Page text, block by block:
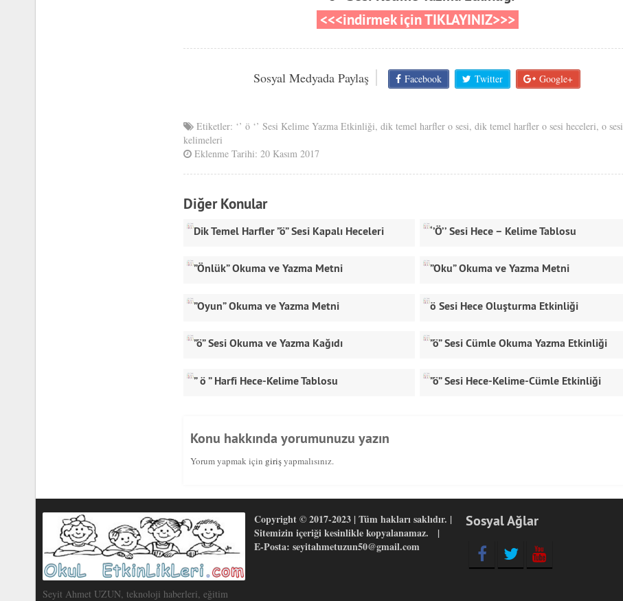
<<<indirmek için TIKLAYINIZ>>>
Sosyal Medyada Paylaş Facebook Twitter Google+
Etiketler: ‘’ ö ‘’ Sesi Kelime Yazma Etkinliği,dik temel harfler o sesi,dik temel harfler o sesi heceleri,o sesi
kelimeleri
Eklenme Tarihi: 20 Kasım 2017
Diğer Konular
Dik Temel Harfler ”ö” Sesi Kapalı Heceleri ‘’Ö’’ Sesi Hece – Kelime Tablosu
”Önlük” Okuma ve Yazma Metni ”Oku” Okuma ve Yazma Metni
”Oyun” Okuma ve Yazma Metni ö Sesi Hece Oluşturma Etkinliği
”ö” Sesi Okuma ve Yazma Kağıdı ”ö” Sesi Cümle Okuma Yazma Etkinliği
” ö ” Harfi Hece-Kelime Tablosu ”ö” Sesi Hece-Kelime-Cümle Etkinliği
Konu hakkında yorumunuzu yazın
Yorum yapmak için girişyapmalısınız.
Seyit Ahmet UZUN, teknoloji haberleri, eğitim
Copyright © 2017-2023 | Tüm hakları saklıdır. |
Sitemizin içeriği kesinlikle kopyalanamaz. |
E-Posta: seyitahmetuzun50@gmail.com
Sosyal Ağlar